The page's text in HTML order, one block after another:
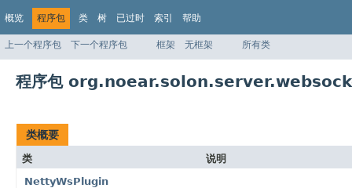
概览 程序包 类 树 已过时 索引 帮助
上一个程序包 下一个程序包 框架 无框架 所有类
程序包
类概要
类
说明
NettyWsPlugin